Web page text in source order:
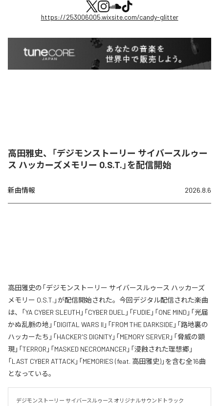
https://253006005.wixsite.com/candy-glitter
高田雅史、「デジモンストーリー サイバースルゥー
ス ハッカーズメモリー O.S.T.」を配信開始
新曲情報 2026.8.6
高田雅史の「デジモンストーリー サイバースルゥース ハッカーズ
メモリー O.S.T.」が配信開始された。今回デジタル配信された楽曲
は、「YA CYBER SLEUTH」「CYBER DUEL」「FUDIE」「ONE MIND」「光届
かぬ乱脈の地」「DIGITAL WARS II」「FROM THE DARKSIDE」「路地裏の
ハッカーたち」「HACKER'S DIGNITY」「MEMORY SERVER」「脅威の顕
現」「TERROR」「MASKED NECROMANCER」「浸蝕された理想郷」
「LAST CYBER ATTACK」「MEMORIES (feat. 高田雅史)」を含む全16曲
となっている。
デジモンストーリー サイバースルゥース オリジナルサウンドトラック